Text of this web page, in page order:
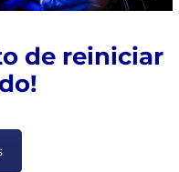
de reiniciar